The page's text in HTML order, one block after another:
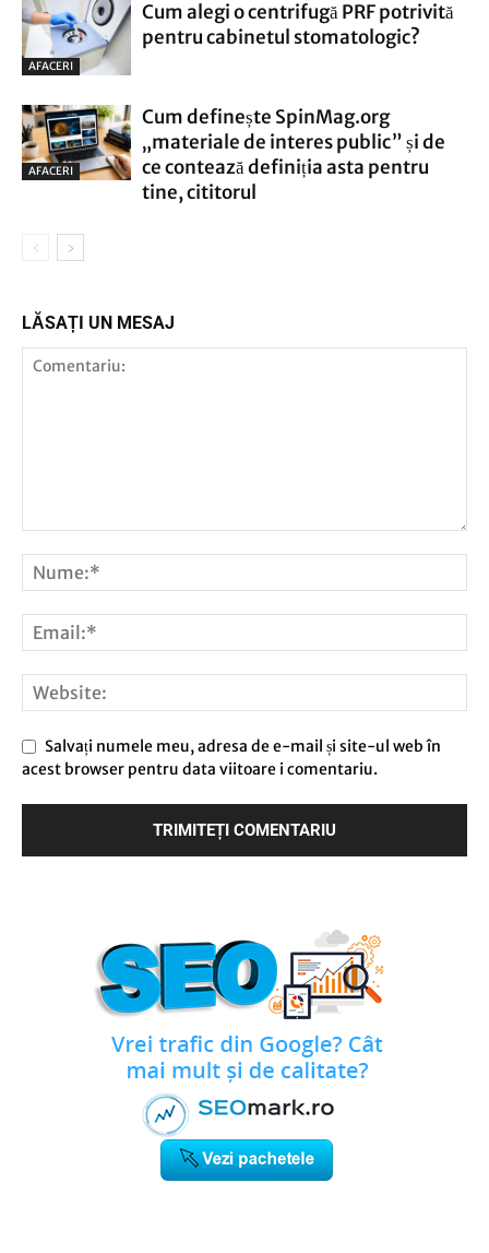
AFACERI
Cum alegi o centrifugă PRF potrivită
pentru cabinetul stomatologic?
AFACERI
Cum definește SpinMag.org
„materiale de interes public” și de
ce contează definiția asta pentru
tine, cititorul
LĂSAȚI UN MESAJ
Salvați numele meu, adresa de e-mail și site-ul web în
acest browser pentru data viitoare i comentariu.